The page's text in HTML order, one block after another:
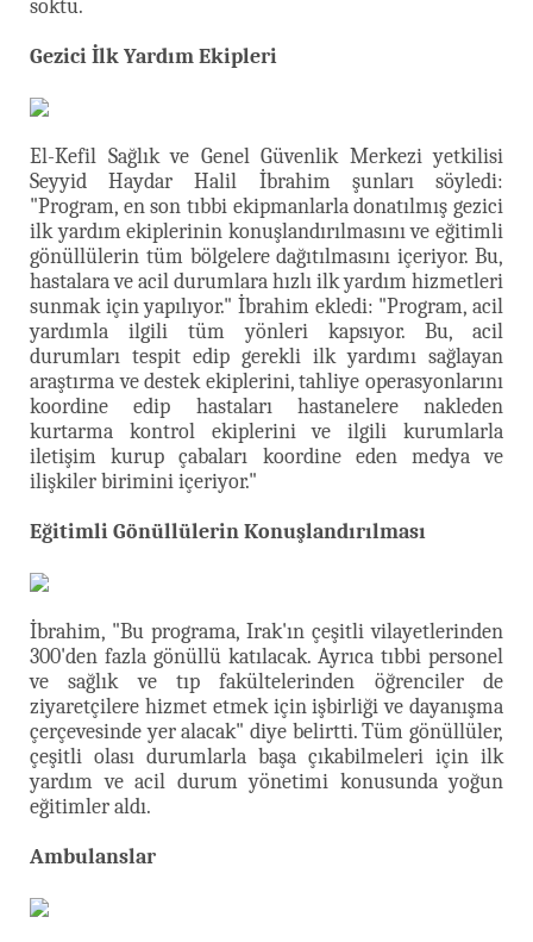
soktu.
Gezici İlk Yardım Ekipleri
El-Kefil Sağlık ve Genel Güvenlik Merkezi yetkilisi
Seyyid Haydar Halil İbrahim şunları söyledi:
"Program, en son tıbbi ekipmanlarla donatılmış gezici
ilk yardım ekiplerinin konuşlandırılmasını ve eğitimli
gönüllülerin tüm bölgelere dağıtılmasını içeriyor. Bu,
hastalara ve acil durumlara hızlı ilk yardım hizmetleri
sunmak için yapılıyor." İbrahim ekledi: "Program, acil
yardımla ilgili tüm yönleri kapsıyor. Bu, acil
durumları tespit edip gerekli ilk yardımı sağlayan
araştırma ve destek ekiplerini, tahliye operasyonlarını
koordine edip hastaları hastanelere nakleden
kurtarma kontrol ekiplerini ve ilgili kurumlarla
iletişim kurup çabaları koordine eden medya ve
ilişkiler birimini içeriyor."
Eğitimli Gönüllülerin Konuşlandırılması
İbrahim, "Bu programa, Irak'ın çeşitli vilayetlerinden
300'den fazla gönüllü katılacak. Ayrıca tıbbi personel
ve sağlık ve tıp fakültelerinden öğrenciler de
ziyaretçilere hizmet etmek için işbirliği ve dayanışma
çerçevesinde yer alacak" diye belirtti. Tüm gönüllüler,
çeşitli olası durumlarla başa çıkabilmeleri için ilk
yardım ve acil durum yönetimi konusunda yoğun
eğitimler aldı.
Ambulanslar